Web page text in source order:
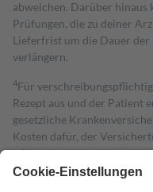
abweichen. Darüber hinaus
Prüfungen, die zu deiner
Lieferfrist um die Dauer
verlängern.
4Für
Rezept aus und der Patient
gesetzliche
Kosten dafür, der
mit.
Grundsätzlich leisten